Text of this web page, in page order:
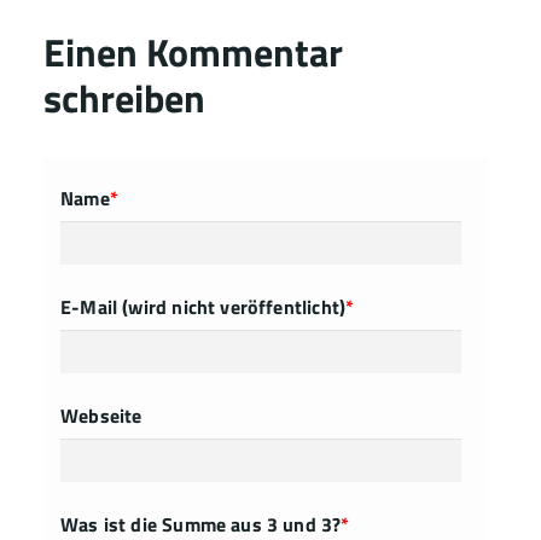
Einen Kommentar
schreiben
Name*
E-Mail (wird nicht veröffentlicht)*
Webseite
Was ist die Summe aus 3 und 3?*